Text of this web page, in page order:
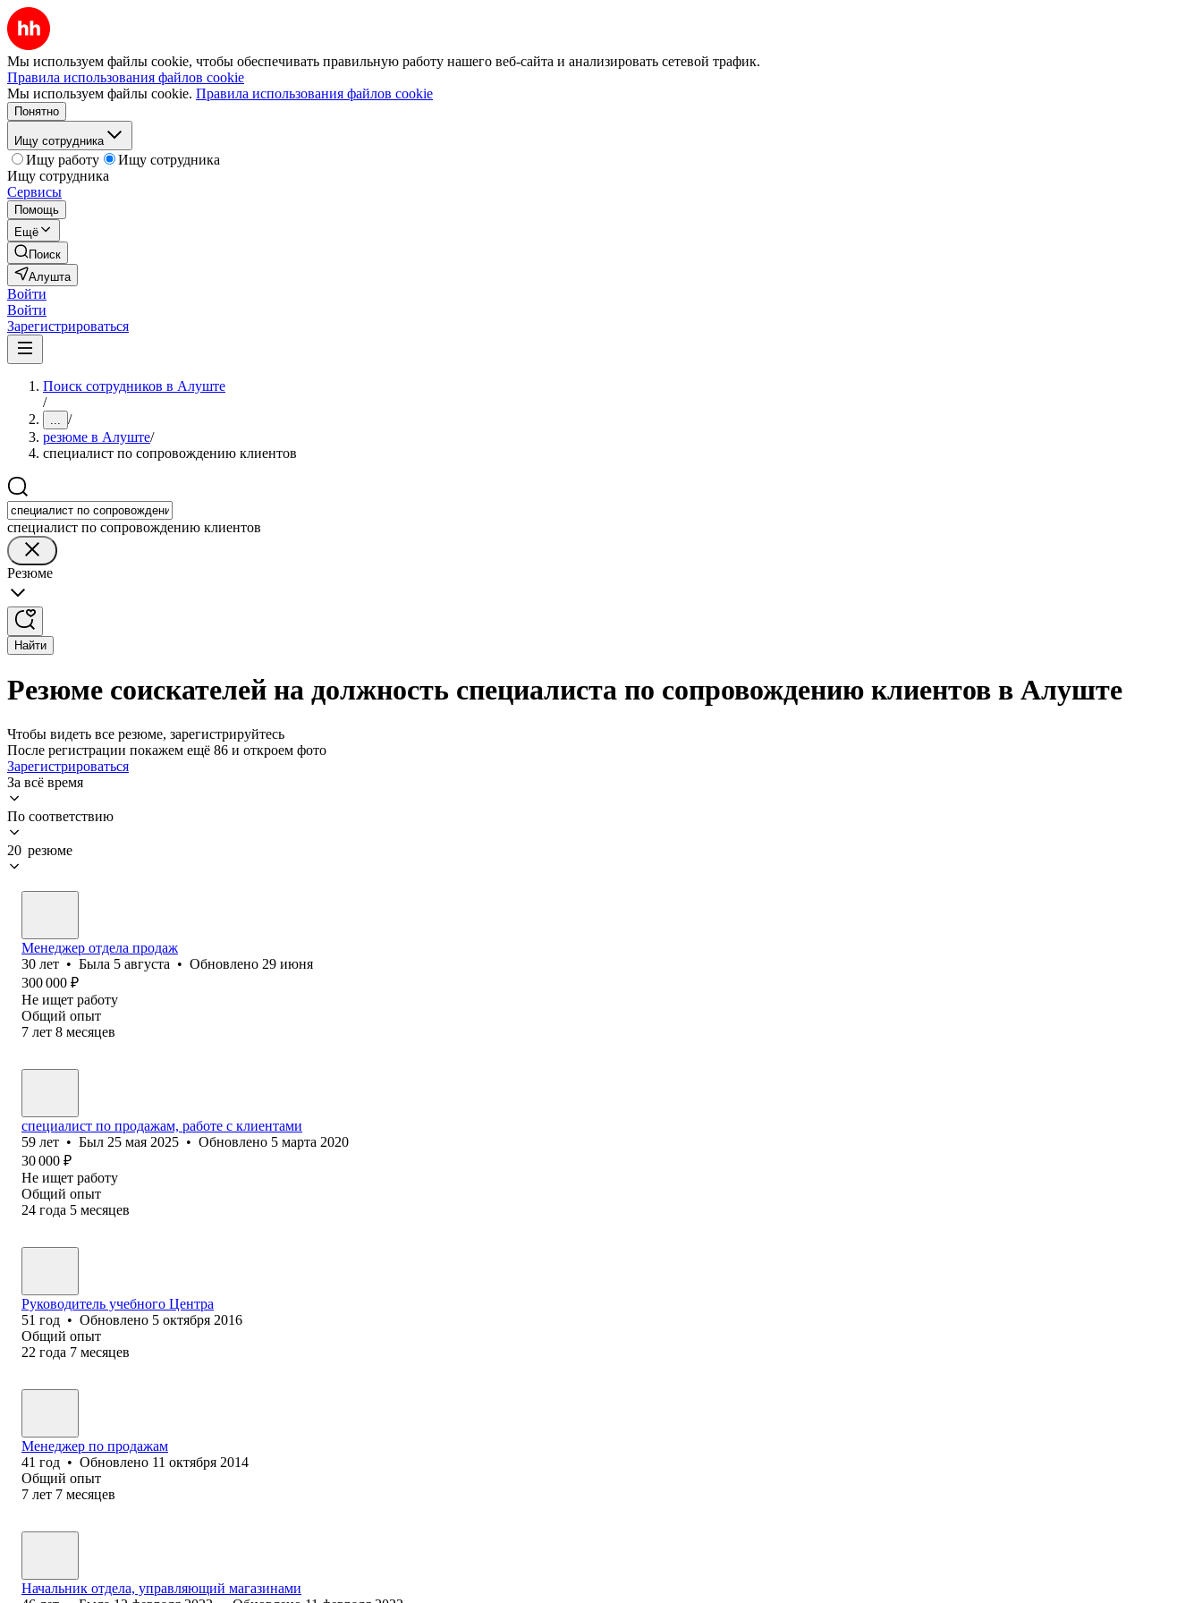
Мы используем файлы cookie, чтобы обеспечивать правильную работу нашего веб-сайта и анализировать сетевой трафик.
Правила использования файлов cookie
Мы используем файлы cookie. Правила использования файлов cookie
Понятно
Ищу сотрудника
Ищу работу
Ищу сотрудника
Ищу сотрудника
Сервисы
Помощь
Ещё
Поиск
Алушта
Войти
Войти
Зарегистрироваться
Поиск сотрудников в Алуште
/
... /
резюме в Алуште/
специалист по сопровождению клиентов
специалист по сопровождению клиентов
Резюме
Найти
Резюме соискателей на должность специалиста по сопровождению клиентов в Алуште
Чтобы видеть все резюме, зарегистрируйтесь
После регистрации покажем ещё 86 и откроем фото
Зарегистрироваться
За всё время
По соответствию
20 резюме
Менеджер отдела продаж
30 лет • Была 5 августа • Обновлено 29 июня
300 000 ₽
Не ищет работу
Общий опыт
7 лет 8 месяцев
специалист по продажам, работе с клиентами
59 лет • Был 25 мая 2025 • Обновлено 5 марта 2020
30 000 ₽
Не ищет работу
Общий опыт
24 года 5 месяцев
Руководитель учебного Центра
51 год • Обновлено 5 октября 2016
Общий опыт
22 года 7 месяцев
Менеджер по продажам
41 год • Обновлено 11 октября 2014
Общий опыт
7 лет 7 месяцев
Начальник отдела, управляющий магазинами